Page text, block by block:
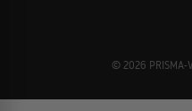
© 2026 PRISMA-